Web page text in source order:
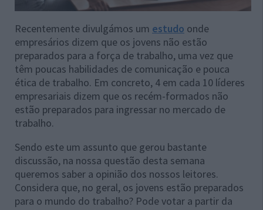
Recentemente divulgámos um estudo onde
empresários dizem que os jovens não estão
preparados para a força de trabalho, uma vez que
têm poucas habilidades de comunicação e pouca
ética de trabalho. Em concreto, 4 em cada 10 líderes
empresariais dizem que os recém-formados não
estão preparados para ingressar no mercado de
trabalho.
Sendo este um assunto que gerou bastante
discussão, na nossa questão desta semana
queremos saber a opinião dos nossos leitores.
Considera que, no geral, os jovens estão preparados
para o mundo do trabalho? Pode votar a partir da